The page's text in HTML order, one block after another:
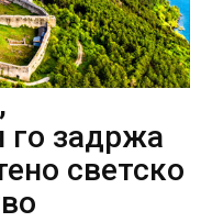
го задржа
светско